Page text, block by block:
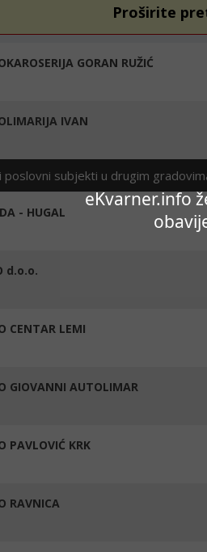
eKvarner.info
Proširite
GORAN RUŽIĆ
IVAN
poslovni subjekti u drugim
- HUGAL
d.o.o.
CENTAR LEMI
GIOVANNI AUTOLIMAR
PAVLOVIĆ KRK
RAVNICA